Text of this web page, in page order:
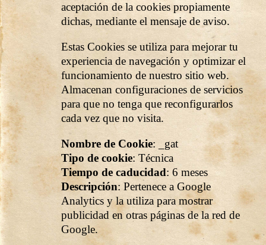
aceptación de la cookies propiamente
dichas, mediante el mensaje de aviso.
Estas Cookies se utiliza para mejorar tu
experiencia de navegación y optimizar el
funcionamiento de nuestro sitio web.
Almacenan configuraciones de servicios
para que no tenga que reconfigurarlos
cada vez que no visita.
Nombre de Cookie: _gat
Tipo de cookie: Técnica
Tiempo de caducidad: 6 meses
Descripción: Pertenece a Google
Analytics y lautiliza para mostrar
publicidad en otras páginas de la red de
Google.